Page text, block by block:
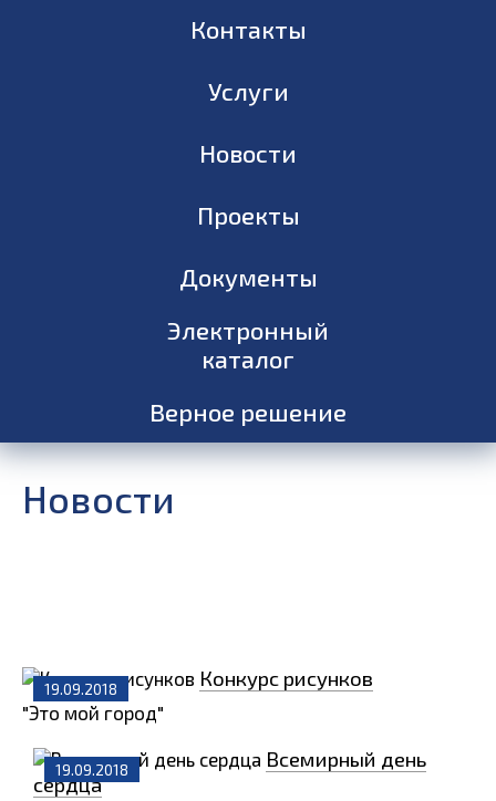
Контакты
Услуги
Новости
Проекты
Документы
Электронный
каталог
Верное решение
Новости
19.09.2018 Конкурс рисунков
"Это мой город"
19.09.2018
Всемирный день
сердца